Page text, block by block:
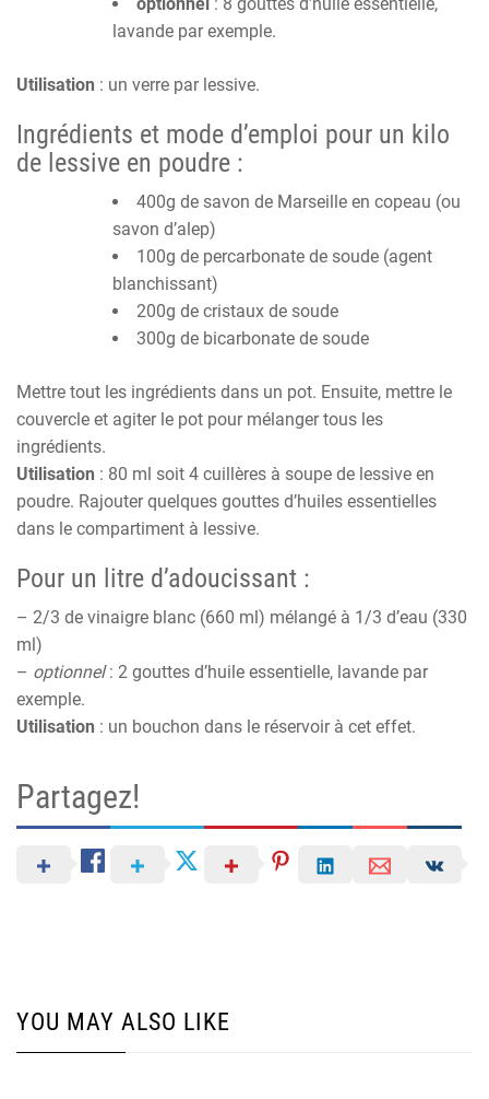
lavande par exemple.
Utilisation : un verre par lessive.
Ingrédients et mode d’emploi pour un kilo
de lessive en poudre :
400g de savon de Marseille en copeau (ou
savon d’alep)
100g de percarbonate de soude (agent
blanchissant)
200g de cristaux de soude
300g de bicarbonate de soude
Mettre tout les ingrédients dans un pot. Ensuite, mettre le
couvercle et agiter le pot pour mélanger tous les
ingrédients.
Utilisation : 80 ml soit 4 cuillères à soupe de lessive en
poudre. Rajouter quelques gouttes d’huiles essentielles
dans le compartiment à lessive.
Pour un litre d’adoucissant :
– 2/3 de vinaigre blanc (660 ml) mélangé à 1/3 d’eau (330
ml)
– optionnel: 2 gouttes d’huile essentielle, lavande par
exemple.
Utilisation : un bouchon dans le réservoir à cet effet.
Partagez!
YOU MAY ALSO LIKE